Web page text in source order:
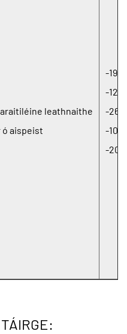
leathnaithe
ó aispeist
-196
-128
-268
-100
-200